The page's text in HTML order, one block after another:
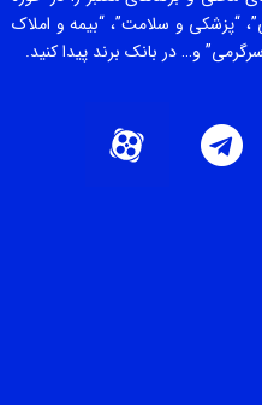
“پزشکی و سلامت”، “بیمه و املاک
و… در بانک برند پیدا کنید.